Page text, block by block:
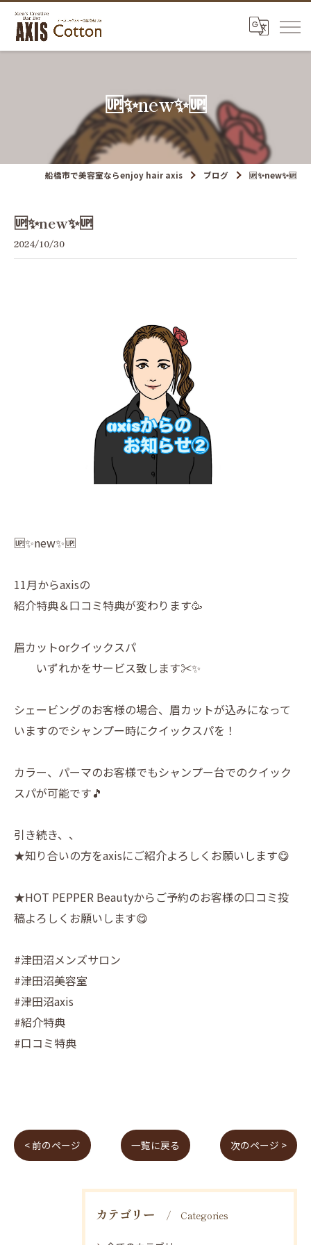
🆙✨new✨🆙
船橋市で美容室ならenjoy hair axis ブログ 🆙✨new✨🆙
🆙✨new✨🆙
2024/10/30
🆙✨new✨🆙
11月からaxisの
紹介特典＆口コミ特典が変わります🥳
眉カットorクイックスパ
いずれかをサービス致します✂️✨
シェービングのお客様の場合、眉カットが込みになって
いますのでシャンプー時にクイックスパを！
カラー、パーマのお客様でもシャンプー台でのクイック
スパが可能です🎵
引き続き、、
★知り合いの方をaxisにご紹介よろしくお願いします😋
★HOT PEPPER Beautyからご予約のお客様の口コミ投
稿よろしくお願いします😋
#津田沼メンズサロン
#津田沼美容室
#津田沼axis
#紹介特典
#口コミ特典
< 前のページ 一覧に戻る 次のページ >
カテゴリー Categories